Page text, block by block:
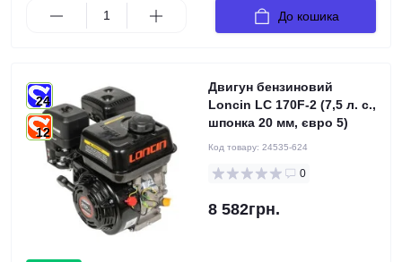
До кошика
24
12
Двигун бензиновий
Loncin LC 170F-2 (7,5 л. с.,
шпонка 20 мм, євро 5)
Код товару: 24535-624
0
8 582грн.